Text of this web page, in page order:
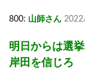
800: 山師さん
明日からは選
岸田を信じろ